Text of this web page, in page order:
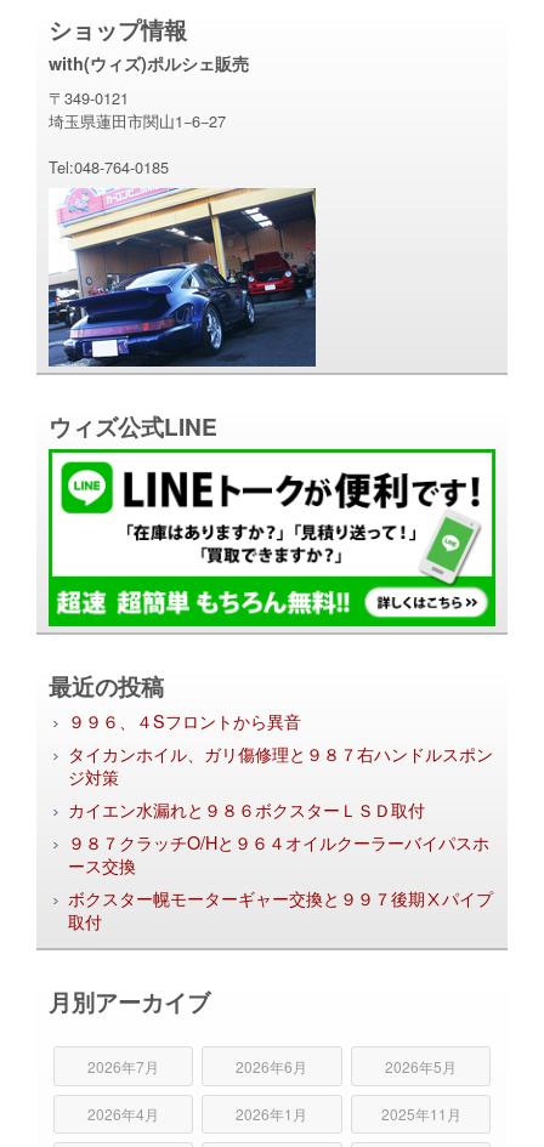
ショップ情報
with(ウィズ)ポルシェ販売
〒349-0121
埼玉県蓮田市関山1−6−27
Tel:048-764-0185
ウィズ公式LINE
最近の投稿
９９６、４Sフロントから異音
タイカンホイル、ガリ傷修理と９８７右ハンドルスポン
ジ対策
カイエン水漏れと９８６ボクスターＬＳＤ取付
９８７クラッチO/Hと９６４オイルクーラーバイパスホ
ース交換
ボクスター幌モーターギャー交換と９９７後期Ⅹパイプ
取付
月別アーカイブ
2026年7月 2026年6月 2026年5月
2026年4月 2026年1月 2025年11月